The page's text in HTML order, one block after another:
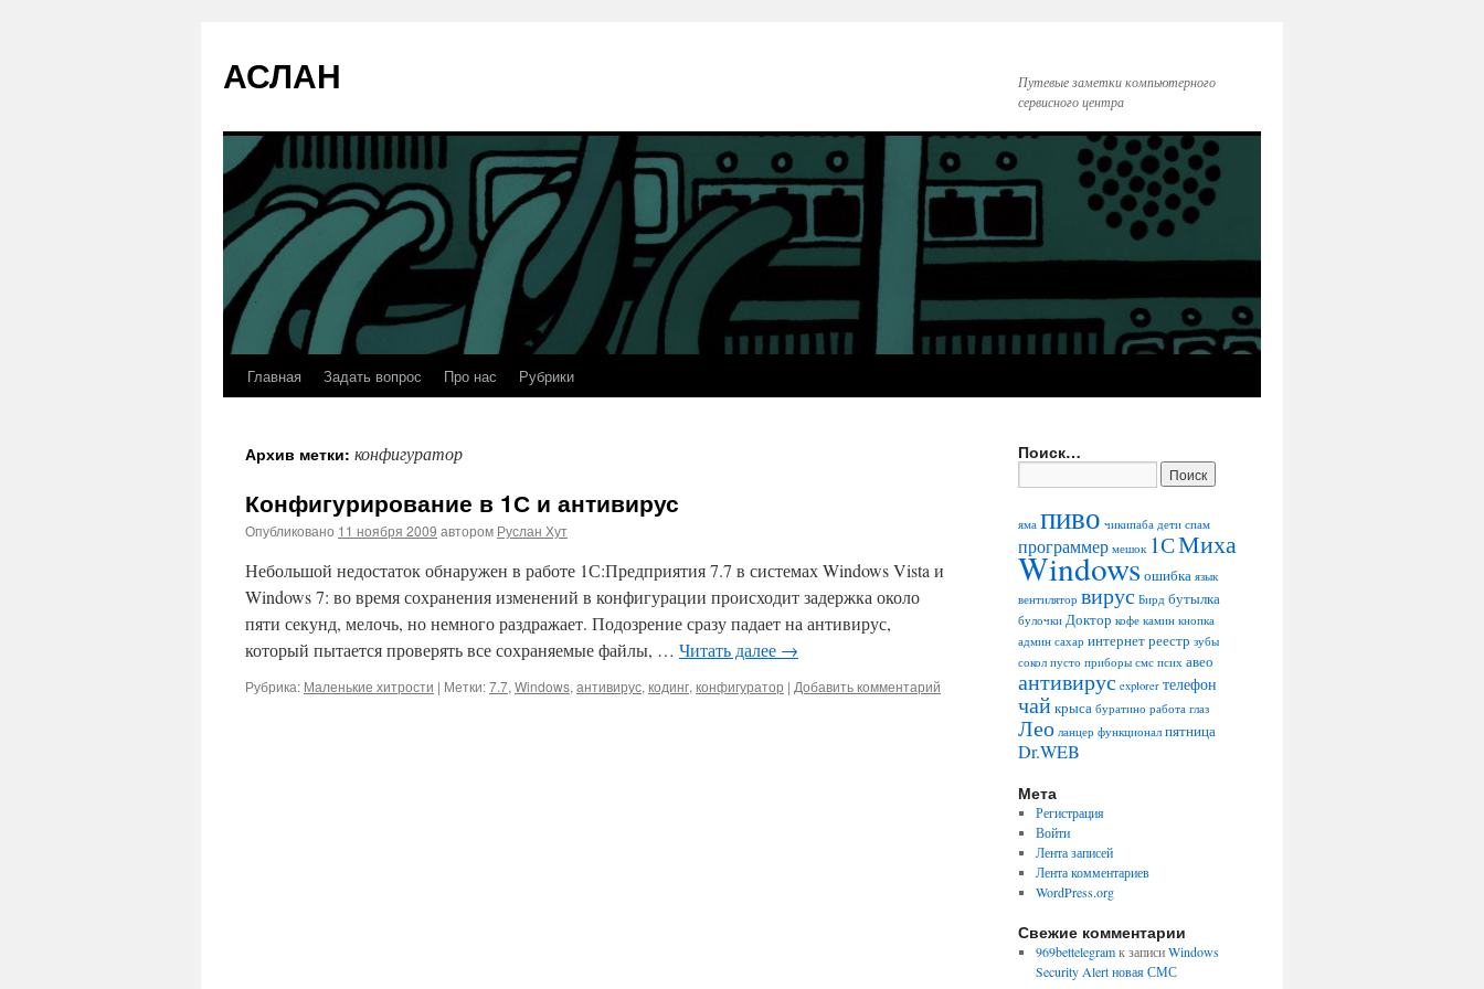
АСЛАН
Путевые заметки компьютерного
сервисного центра
Перейти
содержимому
Главная Задать вопрос Про нас Рубрики
Архив метки: конфигуратор
Конфигурирование в 1С и антивирус
Опубликовано 11 ноября 2009 автором Руслан Хут
Небольшой недостаток обнаружен в работе 1С:Предприятия 7.7 в системах Windows Vista и
Windows 7: во время сохранения изменений в конфигурации происходит задержка около
пяти секунд, мелочь, но немного раздражает. Подозрение сразу падает на антивирус,
который пытается проверять все сохраняемые файлы, … Читать далее →
Рубрика: Маленькие хитрости | Метки:7.7, Windows, антивирус, кодинг, конфигуратор | Добавить комментарий
Поиск…
яма пиво чикипаба дети спам
программер мешок 1СМиха
Windowsошибка язык
вентилятор вирус Бирд бутылка
булочки Доктор кофе камин кнопка
админ сахар интернетреестр зубы
сокол пусто приборы смс псих авео
антивирус explorer телефон
чайкрыса буратино работа глаз
Лео ланцер функционал пятница
Dr.WEB
Мета
Регистрация
Войти
Лента записей
Лента комментариев
WordPress.org
Свежие комментарии
969bettelegramк записиWindows
Security Alert новая СМС